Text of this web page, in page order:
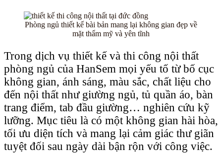
Phòng ngủ thiết kế bài bản mang lại không gian đẹp về
mặt thẩm mỹ và yên tĩnh
Trong dịch vụ thiết kế và thi công nội thất
phòng ngủ của HanSem mọi yếu tố từ bố cục
không gian, ánh sáng, màu sắc, chất liệu cho
đến nội thất như giường ngủ, tủ quần áo, bàn
trang điểm, tab đầu giường… nghiên cứu kỹ
lưỡng. Mục tiêu là có một không gian hài hòa,
tối ưu diện tích và mang lại cảm giác thư giãn
tuyệt đối sau ngày dài bận rộn với công việc.